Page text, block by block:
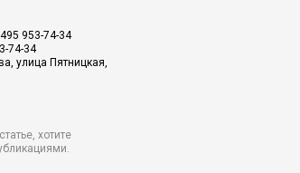
953-74-34
74-34
улица Пятницкая,
хотите